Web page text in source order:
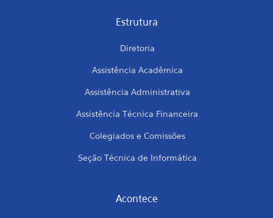
Estrutura
Diretoria
Assistência Acadêmica
Assistência Administrativa
Assistência Técnica Financeira
Colegiados e Comissões
Seção Técnica de Informática
Acontece